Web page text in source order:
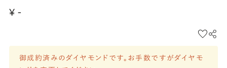
¥ -
御成約済みのダイヤモンドです。お手数ですがダイヤモ